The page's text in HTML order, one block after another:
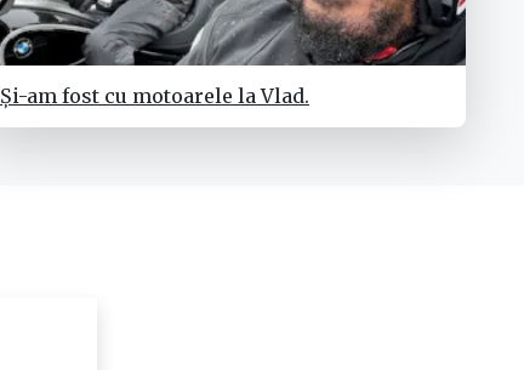
Și-am fost cu motoarele la Vlad.